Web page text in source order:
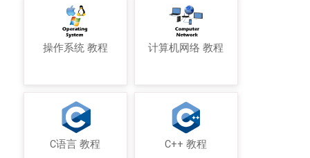
操作系统 教程 计算机网络 教程
C语言 教程 C++ 教程